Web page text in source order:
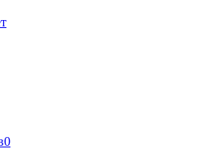
0